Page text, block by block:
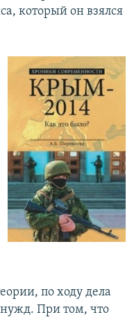
который он взялся
по ходу дела
нужд. При том, что